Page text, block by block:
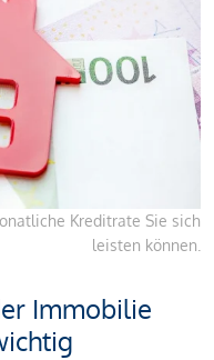
Kreditrate Sie sich
leisten können.
Immobilie